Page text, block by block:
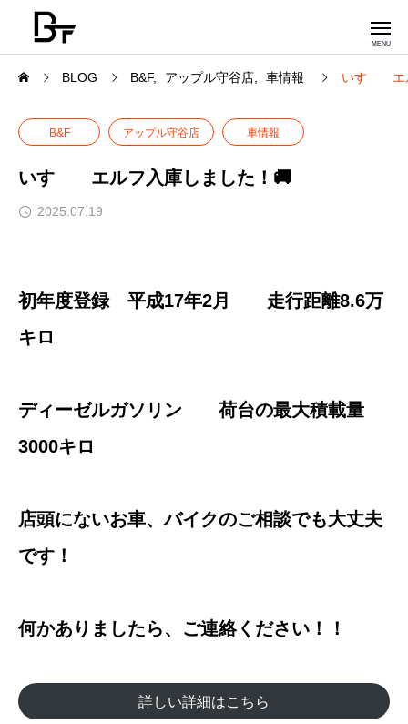
BLOG B&F アップル守谷店 車情報 いすゞ エ
B&F アップル守谷店 車情報
いすゞ エルフ入庫しました！🚚
2025.07.19
初年度登録 平成17年2月 走行距離8.6万
キロ
ディーゼルガソリン
荷台の最大積載量
3000キロ
店頭にないお車、バイクのご相談でも大丈夫
です！
何かありましたら、ご連絡ください！！
詳しい詳細はこちら